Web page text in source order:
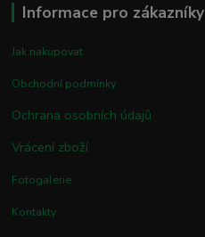
Informace pro zákazníky
Jak nakupovat
Obchodní podmínky
Ochrana osobních údajů
Vrácení zboží
Fotogalerie
Kontakty